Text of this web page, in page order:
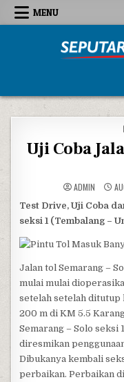
Skip to content
MENU
Uji Coba
ADMIN
Test Drive, Uji Coba
seksi 1 (Tembalang –
Jalan tol Semarang –
mulai mulai
setelah setelah ditutup
200 m di KM 5.5
Semarang – Solo seksi
diresmikan
Dibukanya kembali
perbaikan. Perbaikan